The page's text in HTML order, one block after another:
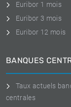
Euribor 1 mois
Euribor 3 mois
Euribor 12 mois
BANQUES
Taux actuels
centrales